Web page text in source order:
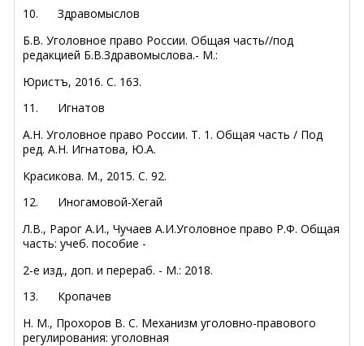
10. Здравомыслов
Б.В. Уголовное право России. Общая часть//под
редакцией Б.В.Здравомыслова.- М.:
Юристъ, 2016. С. 163.
11. Игнатов
А.Н. Уголовное право России. Т. 1. Общая часть / Под
ред. А.Н. Игнатова, Ю.А.
Красикова. М., 2015. С. 92.
12. Иногамовой-Хегай
Л.В., Рарог А.И., Чучаев А.И.Уголовное право Р.Ф. Общая
часть: учеб. пособие -
2-е изд., доп. и перераб. - М.: 2018.
13. Кропачев
Н. М., Прохоров В. С. Механизм уголовно-правового
регулирования: уголовная